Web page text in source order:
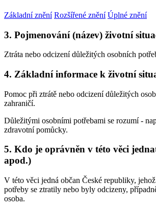
Základní znění Rozšířené znění Úplné znění
3. Pojmenování (název) životní
Ztráta nebo odcizení důležitých osobních
4. Základní informace k životní
Pomoc při ztrátě nebo odcizení důležitých
zahraničí.
Důležitými osobními potřebami se rozumí -
zdravotní pomůcky.
5. Kdo je oprávněn v této věci
apod.)
V této věci jedná občan České republiky,
potřeby se ztratily nebo byly odcizeny,
osoba.